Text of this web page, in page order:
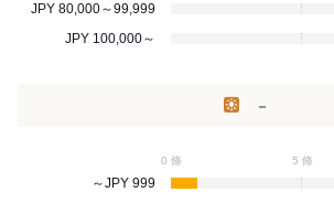
JPY 80,000～99,999
JPY 100,000～
－
0 條 5 條
～JPY 999